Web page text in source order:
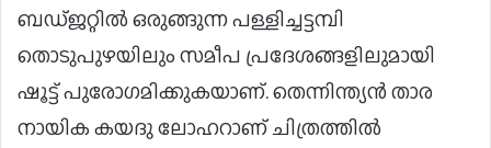
ബഡ്ജറ്റിൽ ഒരുങ്ങുന്ന പള്ളിച്ചട്ടമ്പി
തൊടുപുഴയിലും സമീപ പ്രദേശങ്ങളിലുമായി
ഷൂട്ട് പുരോഗമിക്കുകയാണ്. തെന്നിന്ത്യൻ താര
നായിക കയദു ലോഹറാണ് ചിത്രത്തിൽ